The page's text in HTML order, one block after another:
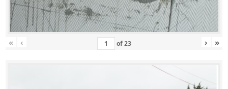
« ‹ of23 › »